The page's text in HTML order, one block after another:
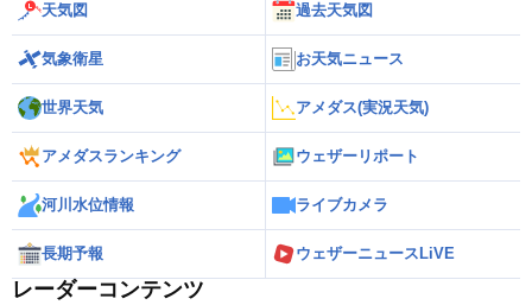
天気図 過去天気図
気象衛星 お天気ニュース
世界天気 アメダス(実況天気)
アメダスランキング ウェザーリポート
河川水位情報 ライブカメラ
長期予報 ウェザーニュースLiVE
レーダーコンテンツ